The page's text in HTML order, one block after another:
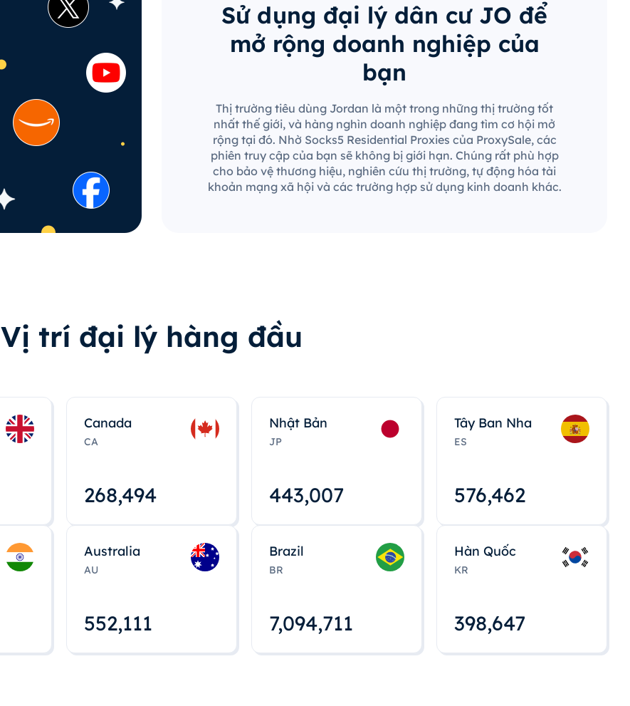
Sử dụng đại lý dân cư JO để
mở rộng doanh nghiệp của
bạn
Thị trường tiêu dùng Jordan là một trong những thị trường tốt
nhất thế giới, và hàng nghìn doanh nghiệp đang tìm cơ hội mở
rộng tại đó. Nhờ Socks5 Residential Proxies của ProxySale, các
phiên truy cập của bạn sẽ không bị giới hạn. Chúng rất phù hợp
cho bảo vệ thương hiệu, nghiên cứu thị trường, tự động hóa tài
khoản mạng xã hội và các trường hợp sử dụng kinh doanh khác.
Vị trí đại lý hàng đầu
Canada
CA
268,495
Nhật Bản
JP
443,008
Tây Ban Nha
ES
576,463
Australia
AU
552,112
Brazil
BR
7,094,712
Hàn Quốc
KR
398,648